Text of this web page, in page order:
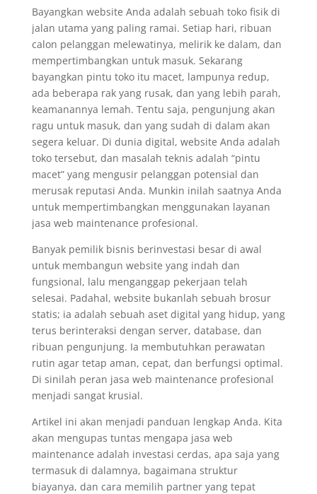
Bayangkan website Anda adalah sebuah toko fisik di
jalan utama yang paling ramai. Setiap hari, ribuan
calon pelanggan melewatinya, melirik ke dalam, dan
mempertimbangkan untuk masuk. Sekarang
bayangkan pintu toko itu macet, lampunya redup,
ada beberapa rak yang rusak, dan yang lebih parah,
keamanannya lemah. Tentu saja, pengunjung akan
ragu untuk masuk, dan yang sudah di dalam akan
segera keluar. Di dunia digital, website Anda adalah
toko tersebut, dan masalah teknis adalah “pintu
macet” yang mengusir pelanggan potensial dan
merusak reputasi Anda. Munkin inilah saatnya Anda
untuk mempertimbangkan menggunakan layanan
jasa web maintenance profesional.
Banyak pemilik bisnis berinvestasi besar di awal
untuk membangun website yang indah dan
fungsional, lalu menganggap pekerjaan telah
selesai. Padahal, website bukanlah sebuah brosur
statis; ia adalah sebuah aset digital yang hidup, yang
terus berinteraksi dengan server, database, dan
ribuan pengunjung. Ia membutuhkan perawatan
rutin agar tetap aman, cepat, dan berfungsi optimal.
Di sinilah peran jasa web maintenance profesional
menjadi sangat krusial.
Artikel ini akan menjadi panduan lengkap Anda. Kita
akan mengupas tuntas mengapa jasa web
maintenance adalah investasi cerdas, apa saja yang
termasuk di dalamnya, bagaimana struktur
biayanya, dan cara memilih partner yang tepat